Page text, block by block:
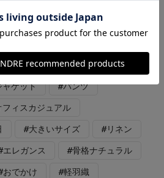
スが良いです。 涼しい日は、インナ
素材のジャケットを合わせて、オフ
ます。
ャケット #パンツ
フィスカジュアル
#大きいサイズ #リネン
エレガンス #骨格ナチュラル
おでかけ #軽羽織